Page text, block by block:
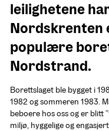
leilighetene
Nordskrenten
populære
Nordstrand.
Borettslaget ble bygget i
1982 og sommeren 1983.
beboere hos oss og er blitt
miljø, hyggelige og